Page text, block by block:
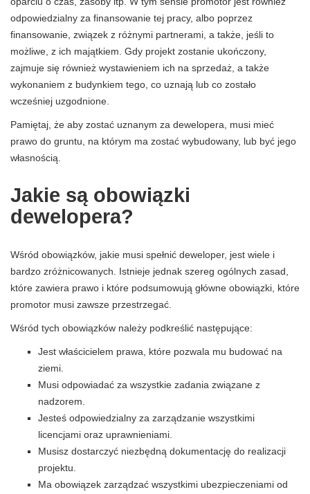
odpowiedzialny za finansowanie tej pracy, albo poprzez
finansowanie, związek z różnymi partnerami, a także, jeśli to
możliwe, z ich majątkiem. Gdy projekt zostanie ukończony,
zajmuje się również wystawieniem ich na sprzedaż, a także
wykonaniem z budynkiem tego, co uznają lub co zostało
wcześniej uzgodnione.
Pamiętaj, że aby zostać uznanym za dewelopera, musi mieć
prawo do gruntu, na którym ma zostać wybudowany, lub być jego
własnością.
Jakie są obowiązki
dewelopera?
Wśród obowiązków, jakie musi spełnić deweloper, jest wiele i
bardzo zróżnicowanych. Istnieje jednak szereg ogólnych zasad,
które zawiera prawo i które podsumowują główne obowiązki, które
promotor musi zawsze przestrzegać.
Wśród tych obowiązków należy podkreślić następujące:
Jest właścicielem prawa, które pozwala mu budować na
ziemi.
Musi odpowiadać za wszystkie zadania związane z
nadzorem.
Jesteś odpowiedzialny za zarządzanie wszystkimi
licencjami oraz uprawnieniami.
Musisz dostarczyć niezbędną dokumentację do realizacji
projektu.
Ma obowiązek zarządzać wszystkimi ubezpieczeniami od